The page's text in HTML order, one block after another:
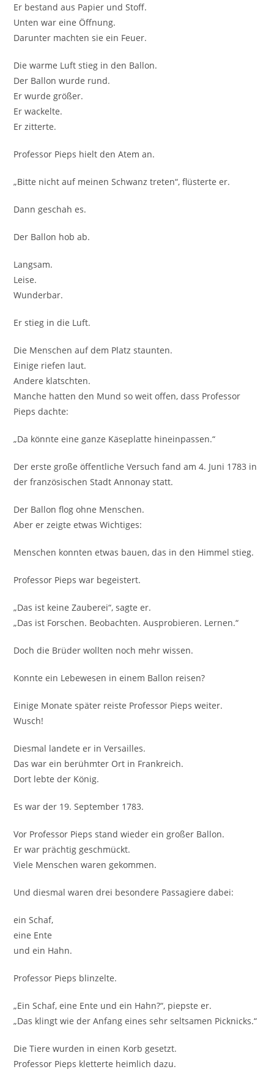
Er bestand aus Papier und Stoff.
Unten war eine Öffnung.
Darunter machten sie ein Feuer.
Die warme Luft stieg in den Ballon.
Der Ballon wurde rund.
Er wurde größer.
Er wackelte.
Er zitterte.
Professor Pieps hielt den Atem an.
„Bitte nicht auf meinen Schwanz treten“, flüsterte er.
Dann geschah es.
Der Ballon hob ab.
Langsam.
Leise.
Wunderbar.
Er stieg in die Luft.
Die Menschen auf dem Platz staunten.
Einige riefen laut.
Andere klatschten.
Manche hatten den Mund so weit offen, dass Professor
Pieps dachte:
„Da könnte eine ganze Käseplatte hineinpassen.“
Der erste große öffentliche Versuch fand am 4. Juni 1783 in
der französischen Stadt Annonay statt.
Der Ballon flog ohne Menschen.
Aber er zeigte etwas Wichtiges:
Menschen konnten etwas bauen, das in den Himmel stieg.
Professor Pieps war begeistert.
„Das ist keine Zauberei“, sagte er.
„Das ist Forschen. Beobachten. Ausprobieren. Lernen.“
Doch die Brüder wollten noch mehr wissen.
Konnte ein Lebewesen in einem Ballon reisen?
Einige Monate später reiste Professor Pieps weiter.
Wusch!
Diesmal landete er in Versailles.
Das war ein berühmter Ort in Frankreich.
Dort lebte der König.
Es war der 19. September 1783.
Vor Professor Pieps stand wieder ein großer Ballon.
Er war prächtig geschmückt.
Viele Menschen waren gekommen.
Und diesmal waren drei besondere Passagiere dabei:
ein Schaf,
eine Ente
und ein Hahn.
Professor Pieps blinzelte.
„Ein Schaf, eine Ente und ein Hahn?“, piepste er.
„Das klingt wie der Anfang eines sehr seltsamen Picknicks.“
Die Tiere wurden in einen Korb gesetzt.
Professor Pieps kletterte heimlich dazu.